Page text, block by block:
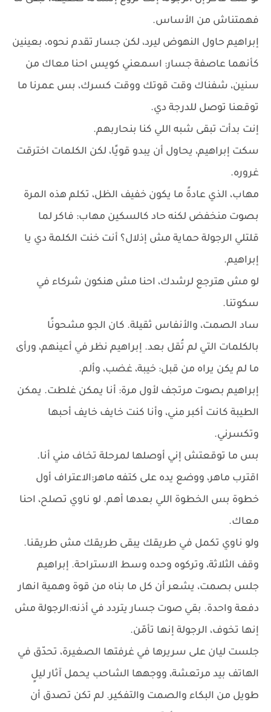
فهمتناش من الأساس.
إبراهيم حاول النهوض ليرد، لكن جسار تقدم نحوه، بعينين
كأنهما عاصفة جسار: اسمعني كويس احنا معاك من
سنين، شفناك وقت قوتك ووقت كسرك، بس عمرنا ما
توقعنا توصل للدرجة دي.
إنت بدأت تبقى شبه اللي كنا بنحاربهم.
سكت إبراهيم، يحاول أن يبدو قويًا، لكن الكلمات اخترقت
غروره.
مهاب، الذي عادةً ما يكون خفيف الظل، تكلم هذه المرة
بصوت منخفض لكنه حاد كالسكين مهاب: فاكر لما
قلتلي الرجولة حماية مش إذلال؟ أنت خنت الكلمة دي يا
إبراهيم.
لو مش هترجع لرشدك، احنا مش هنكون شركاء في
سكوتنا.
ساد الصمت، والأنفاس ثقيلة. كان الجو مشحونًا
بالكلمات التي لم تُقل بعد. إبراهيم نظر في أعينهم، ورأى
ما لم يكن يراه من قبل: خيبة، غضب، وألم.
إبراهيم بصوت مرتجف لأول مرة: أنا يمكن غلطت. يمكن
الطيبة كانت أكبر مني، وأنا كنت خايف خايف أحبها
وتكسرني.
بس ما توقعتش إني أوصلها لمرحلة تخاف مني أنا.
اقترب ماهر، ووضع يده على كتفه ماهر:الاعتراف أول
خطوة بس الخطوة اللي بعدها أهم. لو ناوي تصلح، احنا
معاك.
ولو ناوي تكمل في طريقك يبقى طريقك مش طريقنا.
وقف الثلاثة، وتركوه وحده وسط الاستراحة. إبراهيم
جلس بصمت، يشعر أن كل ما بناه من قوة وهمية انهار
دفعة واحدة. بقي صوت جسار يتردد في أذنه:الرجولة مش
إنها تخوف، الرجولة إنها تأمّن.
جلست ليان على سريرها في غرفتها الصغيرة، تحدّق في
الهاتف بيد مرتعشة، ووجهها الشاحب يحمل آثار ليلٍ
طويل من البكاء والصمت والتفكير. لم تكن تصدق أن